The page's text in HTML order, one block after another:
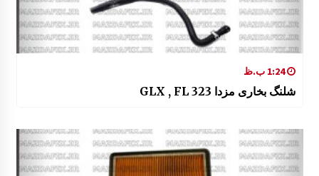
1:24 ب.ظ
شلنگ بخاری مزدا 323 GLX , FL